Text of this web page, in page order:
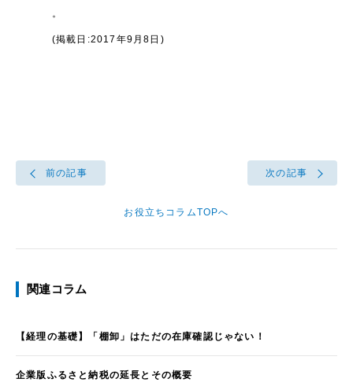
。
(掲載日:2017年9月8日)
前の記事
お役立ちコラムTOPへ
次の記事
関連コラム
【経理の基礎】「棚卸」はただの在庫確認じゃない！
企業版ふるさと納税の延長とその概要